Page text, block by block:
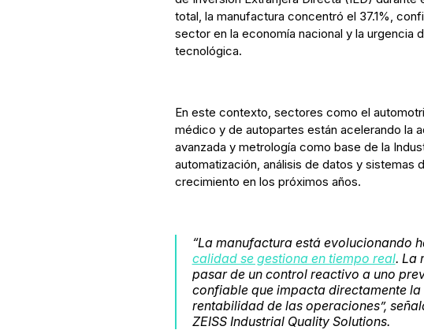
total, la manufactura concentró el 37.1%,
sector en la economía nacional y la urgencia
tecnológica.
En este contexto, sectores como el
médico y de autopartes están acelerando la
avanzada y metrología como base de la
automatización, análisis de datos y sistemas
crecimiento en los próximos años.
“La manufactura está evolucionando
calidad se gestiona en tiempo real. La
pasar de un control reactivo a uno
confiable que impacta directamente
rentabilidad de las operaciones”,
ZEISS Industrial Quality Solutions.